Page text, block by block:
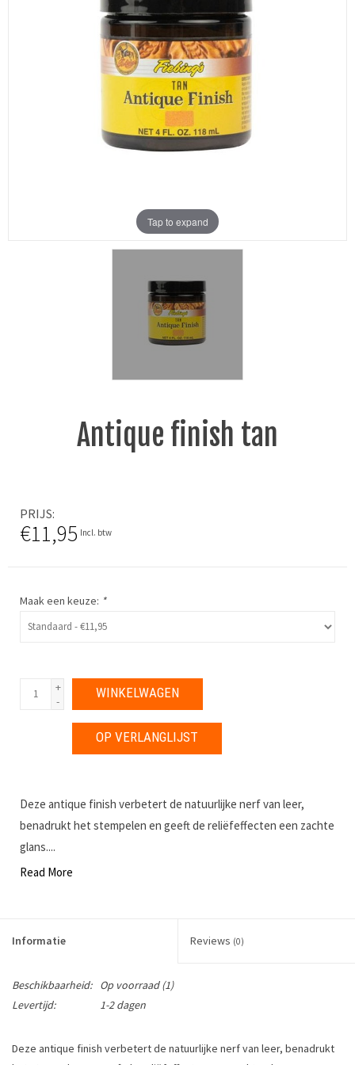
Tap to expand
Antique finish tan
PRIJS
€11,95 Incl. btw
Maak een keuze: *
+
-
WINKELWAGEN
OP VERLANGLIJST
Deze antique finish verbetert de natuurlijke nerf van leer,
benadrukt het stempelen en geeft de reliëfeffecten een zachte
glans....
Read More
Informatie Reviews (0)
Beschikbaarheid: Op voorraad(1)
Levertijd:
1-2 dagen
Deze antique finish verbetert de natuurlijke nerf van leer, benadrukt